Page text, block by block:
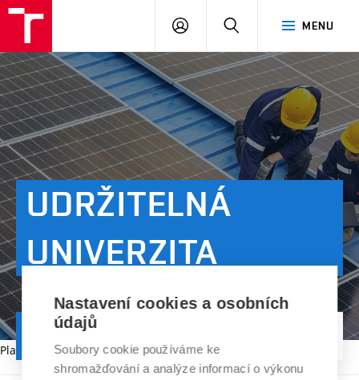
MENU
PŘIHLÁSIT
UDRŽITELNÁ
UNIVERZITA
Platnost dokumentu vypršela.
Nastavení cookies a osobních
údajů
Soubory cookie používáme ke
shromažďování a analýze informací o výkonu